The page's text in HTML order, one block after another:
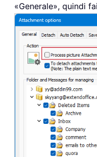
«Generale», quindi